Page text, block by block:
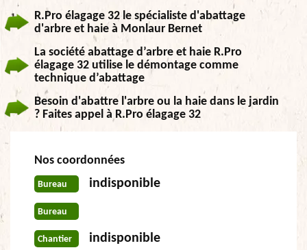
R.Pro élagage 32 le spécialiste d'abattage
d'arbre et haie à Monlaur Bernet
La société abattage d’arbre et haie R.Pro
élagage 32 utilise le démontage comme
technique d’abattage
Besoin d'abattre l'arbre ou la haie dans le jardin
? Faites appel à R.Pro élagage 32
Nos coordonnées
Bureau indisponible
Bureau
Chantier indisponible